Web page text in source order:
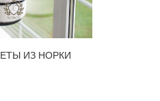
ИЗ НОРКИ